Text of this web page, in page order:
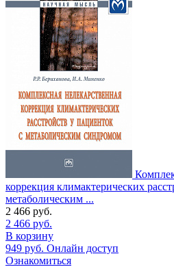
коррекция климактерических
метаболическим ...
2 466 руб.
2 466 руб.
В корзину
949 руб. Онлайн доступ
Ознакомиться